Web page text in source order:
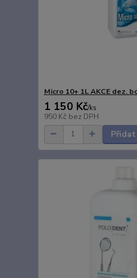
Micro 10+ 1L AKCE dez.
1 150 Kč/ks
950 Kč bez DPH